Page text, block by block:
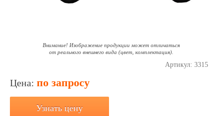
Внимание! Изображение продукции может отличаться
от реального внешнего вида (цвет, комплектация).
Артикул: 3315
Цена: по запросу
Узнать цену